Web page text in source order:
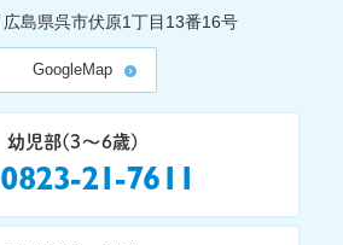
広島県呉市伏原1丁目13番16号
GoogleMap
幼児部(3〜6歳)
0823-21-7611